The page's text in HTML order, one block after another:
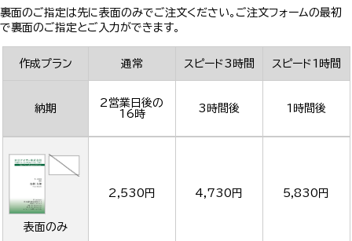
裏面のご指定は先に表面のみでご注文ください。ご注文フォームの最初
で裏面のご指定とご入力ができます。
作成プラン 通常 スピード3時間 スピード1時間
納期
2営業日後の
16時
3時間後 1時間後
表面のみ
2,530円 4,730円 5,830円